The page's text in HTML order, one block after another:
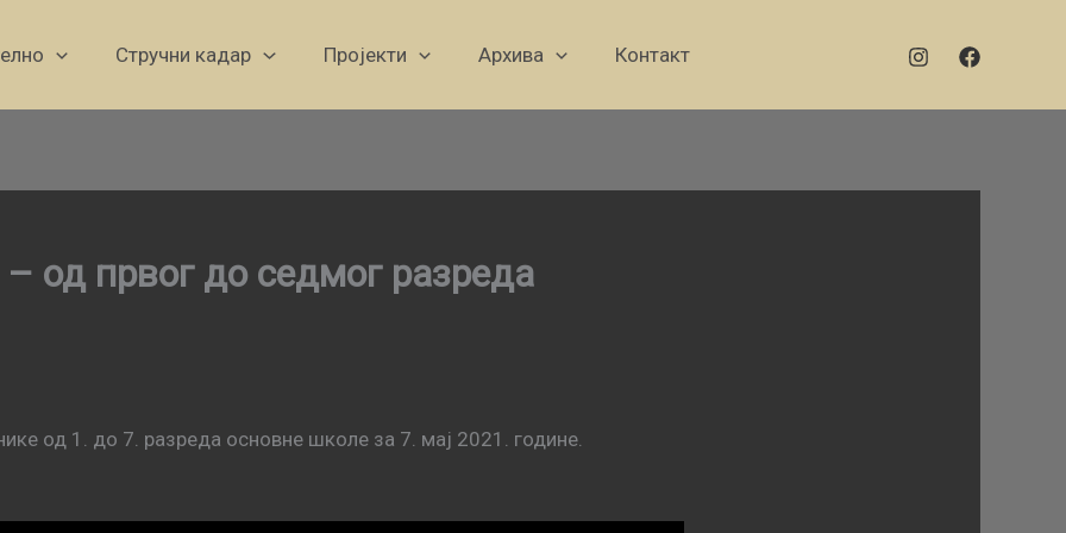
Стручни кадар Пројекти Архива Контакт
од првог до седмог разреда
од 1. до 7. разреда основне школе за 7. мај 2021. године.